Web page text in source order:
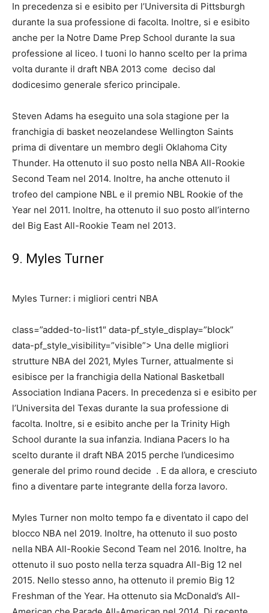
In precedenza si e esibito per l’Universita di Pittsburgh
durante la sua professione di facolta. Inoltre, si e esibito
anche per la Notre Dame Prep School durante la sua
professione al liceo. I tuoni lo hanno scelto per la prima
volta durante il draft NBA 2013 come deciso dal
dodicesimo generale sferico principale.
Steven Adams ha eseguito una sola stagione per la
franchigia di basket neozelandese Wellington Saints
prima di diventare un membro degli Oklahoma City
Thunder. Ha ottenuto il suo posto nella NBA All-Rookie
Second Team nel 2014. Inoltre, ha anche ottenuto il
trofeo del campione NBL e il premio NBL Rookie of the
Year nel 2011. Inoltre, ha ottenuto il suo posto all’interno
del Big East All-Rookie Team nel 2013.
9. Myles Turner
Myles Turner: i migliori centri NBA
class=”added-to-list1″ data-pf_style_display=”block”
data-pf_style_visibility=”visible”> Una delle migliori
strutture NBA del 2021, Myles Turner, attualmente si
esibisce per la franchigia della National Basketball
Association Indiana Pacers. In precedenza si e esibito per
l’Universita del Texas durante la sua professione di
facolta. Inoltre, si e esibito anche per la Trinity High
School durante la sua infanzia. Indiana Pacers lo ha
scelto durante il draft NBA 2015 perche l’undicesimo
generale del primo round decide . E da allora, e cresciuto
fino a diventare parte integrante della forza lavoro.
Myles Turner non molto tempo fa e diventato il capo del
blocco NBA nel 2019. Inoltre, ha ottenuto il suo posto
nella NBA All-Rookie Second Team nel 2016. Inoltre, ha
ottenuto il suo posto nella terza squadra All-Big 12 nel
2015. Nello stesso anno, ha ottenuto il premio Big 12
Freshman of the Year. Ha ottenuto sia McDonald’s All-